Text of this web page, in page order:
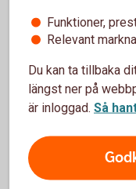
aviavgift.
påverka beloppen
exempel har
förutsätter att
bostad.
Funktioner,
Relevant
Du kan ta tillbaka
längst ner på
är inloggad. Så